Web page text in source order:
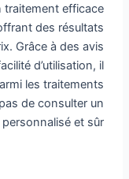
traitement efficace
des résultats
Grâce à des avis
d’utilisation, il
les traitements
de consulter un
et sûr.